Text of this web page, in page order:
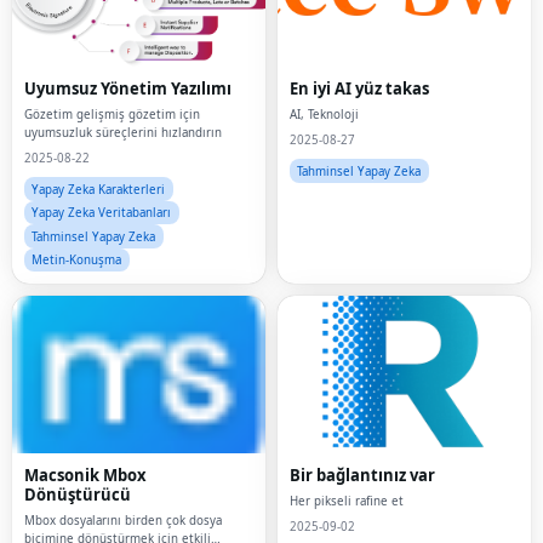
Uyumsuz Yönetim Yazılımı
Gözetim gelişmiş gözetim için
uyumsuzluk süreçlerini hızlandırın
2025-08-22
Yapay Zeka Karakterleri
Yapay Zeka Veritabanları
Tahminsel Yapay Zeka
Metin-Konuşma
En iyi AI yüz takas
AI, Teknoloji
2025-08-27
Tahminsel Yapay Zeka
Macsonik Mbox
Dönüştürücü
Mbox dosyalarını birden çok dosya
biçimine dönüştürmek için etkili
Bir bağlantınız var
Her pikseli rafine et
2025-09-02